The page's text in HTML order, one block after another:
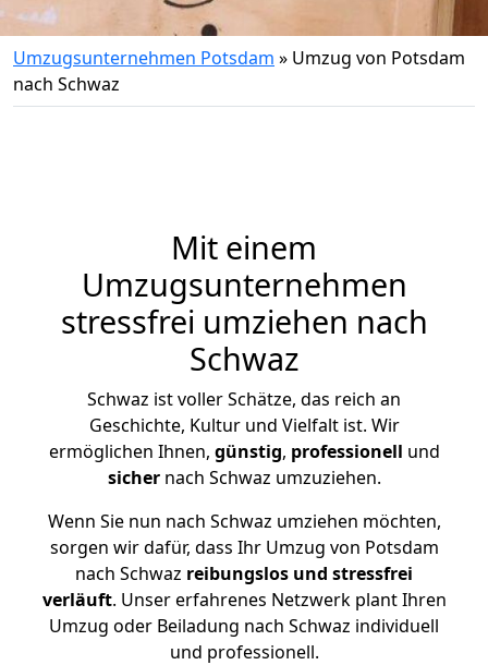
Umzugsunternehmen Potsdam » Umzug von Potsdam
nach Schwaz
Mit einem
Umzugsunternehmen
stressfrei umziehen nach
Schwaz
Schwaz ist voller Schätze, das reich an
Geschichte, Kultur und Vielfalt ist. Wir
ermöglichen Ihnen, günstig, professionell und
sichernach Schwaz umzuziehen.
Wenn Sie nun nach Schwaz umziehen möchten,
sorgen wir dafür, dass Ihr Umzug von Potsdam
nach Schwaz reibungslos und stressfrei
verläuft. Unser erfahrenes Netzwerk plant Ihren
Umzug oder Beiladung nach Schwaz individuell
und professionell.